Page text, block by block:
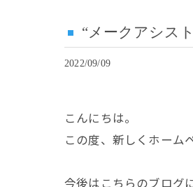
“メークアシス
2022/09/09
こんにちは。
この度、新しくホーム
今後はこちらのブログ